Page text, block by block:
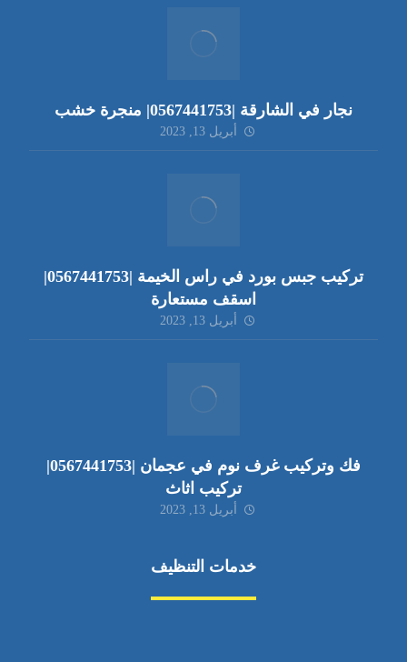
نجار في الشارقة |0567441753| منجرة خشب
أبريل 13, 2023
تركيب جبس بورد في راس الخيمة |0567441753|
اسقف مستعارة
أبريل 13, 2023
فك وتركيب غرف نوم في عجمان |0567441753|
تركيب اثاث
أبريل 13, 2023
خدمات التنظيف